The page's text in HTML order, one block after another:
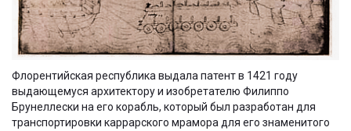
Флорентийская республика выдала патент в 1421 году
выдающемуся архитектору и изобретателю Филиппо
Брунеллески на его корабль, который был разработан для
транспортировки каррарского мрамора для его знаменитого